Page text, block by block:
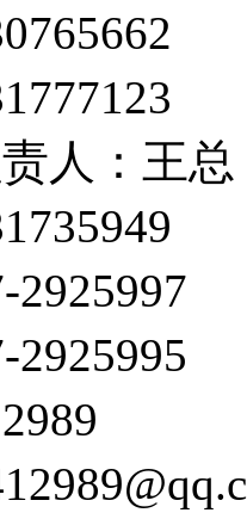
人：王总
2925997
2925995